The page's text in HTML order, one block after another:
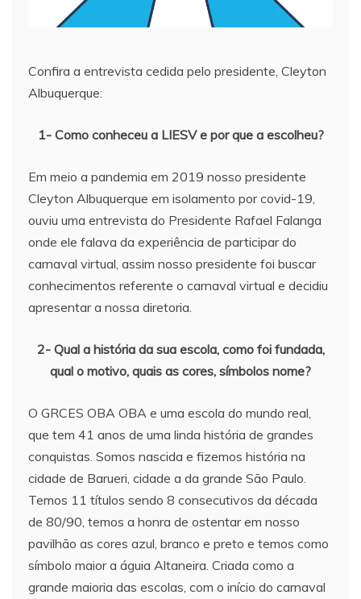
Confira a entrevista cedida pelo presidente, Cleyton
Albuquerque:
1- Como conheceu a LIESV e por que a escolheu?
Em meio a pandemia em 2019 nosso presidente
Cleyton Albuquerque em isolamento por covid-19,
ouviu uma entrevista do Presidente Rafael Falanga
onde ele falava da experiência de participar do
carnaval virtual, assim nosso presidente foi buscar
conhecimentos referente o carnaval virtual e decidiu
apresentar a nossa diretoria.
2- Qual a história da sua escola, como foi fundada,
qual o motivo, quais as cores, símbolos nome?
O GRCES OBA OBA e uma escola do mundo real,
que tem 41 anos de uma linda história de grandes
conquistas. Somos nascida e fizemos história na
cidade de Barueri, cidade a da grande São Paulo.
Temos 11 títulos sendo 8 consecutivos da década
de 80/90, temos a honra de ostentar em nosso
pavilhão as cores azul, branco e preto e temos como
símbolo maior a águia Altaneira. Criada como a
grande maioria das escolas, com o início do carnaval